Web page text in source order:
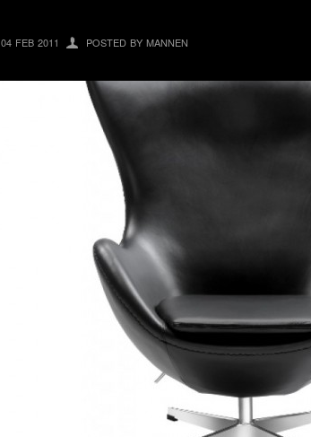
04 FEB 2011 POSTED BY MANNEN